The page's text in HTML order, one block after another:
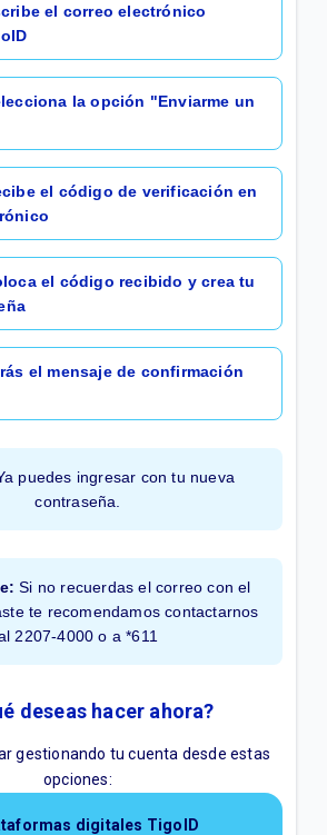
el correo electrónico
la opción "Enviarme un
el código de verificación en
el código recibido y crea tu
el mensaje de confirmación
puedes ingresar con tu nueva
contraseña.
Si no recuerdas el correo con el
te recomendamos contactarnos
2207-4000 o a *611
deseas hacer ahora?
gestionando tu cuenta desde estas
opciones:
digitales TigoID